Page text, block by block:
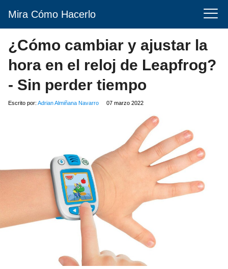
Mira Cómo Hacerlo
¿Cómo cambiar y ajustar la
hora en el reloj de Leapfrog?
- Sin perder tiempo
Escrito por: Adrian Almiñana Navarro 07 marzo 2022